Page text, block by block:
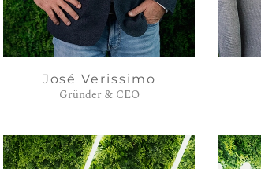
José Verissimo
Gründer & CEO